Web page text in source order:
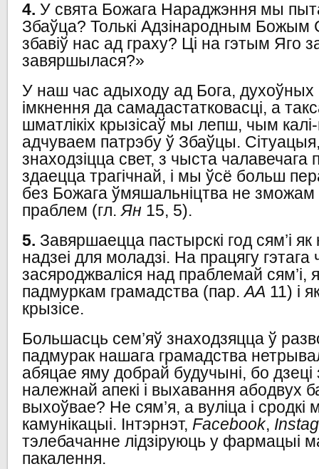
4. У свята Божага Нараджэння мы
Збаўца? Толькі Адзінародным
збавіў нас ад граху? Ці на гэтым Яго
завяршылася?»
У наш час адыходу ад Бога, духоўных
імкнення да самадастатковасці, а
шматлікіх крызісаў мы лепш, чым
адчуваем патрэбу ў Збаўцы.
знаходзіцца свет, з чыста чалавечага
здаецца трагічнай, і мы ўсё больш
без Божага ўмяшальніцтва не
праблем (гл.Ян 15, 5).
5. Завяршаецца пастырскі год сям’і як
надзеі для моладзі. На працягу
засяроджваліся над праблемай сям’і,
падмуркам грамадства (пар.АА 11) і
крызісе.
Большасць сем’яў знаходзяцца ў
падмурак нашага грамадства
абяцае яму добрай будучыні, бо
належнай апекі і выхавання абодвух
выхоўвае? Не сям’я, а вуліца і сродкі
камунікацыі. Інтэрнэт,Facebook, In
тэлебачанне лідзіруюць у фармацыі
пакалення.